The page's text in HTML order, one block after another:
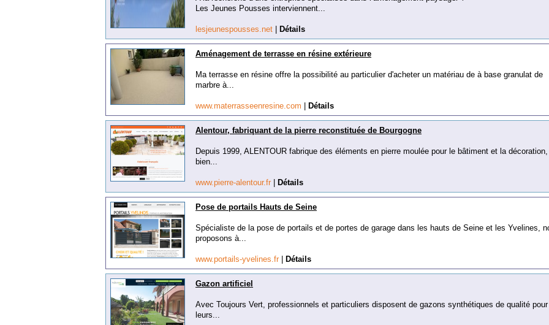
Les Jeunes Pousses interviennent...
lesjeunespousses.net Détails
Aménagement de terrasse en résine extérieure
Ma terrasse en résine offre la possibilité au particulier d'acheter un matériau de à base granulat de
marbre à...
www.materrasseenresine.com Détails
Alentour, fabriquant de la pierre reconstituée de Bourgogne
Depuis 1999, ALENTOUR fabrique des éléments en pierre moulée pour le bâtiment et la
bien...
www.pierre-alentour.fr Détails
Pose de portails Hauts de Seine
Spécialiste de la pose de portails et de portes de garage dans les hauts de Seine et les Yvelines,
proposons à...
www.portails-yvelines.fr Détails
Gazon artificiel
Avec Toujours Vert, professionnels et particuliers disposent de gazons synthétiques de qualité pour
leurs...